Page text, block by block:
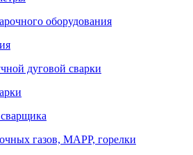
оборудования
дуговой сварки
газов, MAPP, горелки